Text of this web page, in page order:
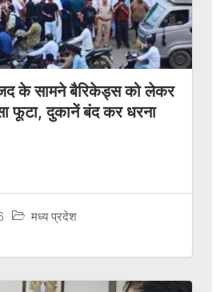
के सामने बैरिकेड्स को लेकर
फूटा, दुकानें बंद कर धरना
मध्य प्रदेश